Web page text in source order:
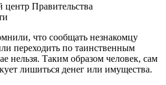
Правительства
что сообщать незнакомцу
переходить по таинственным
нельзя. Таким образом человек, сам
лишиться денег или имущества.